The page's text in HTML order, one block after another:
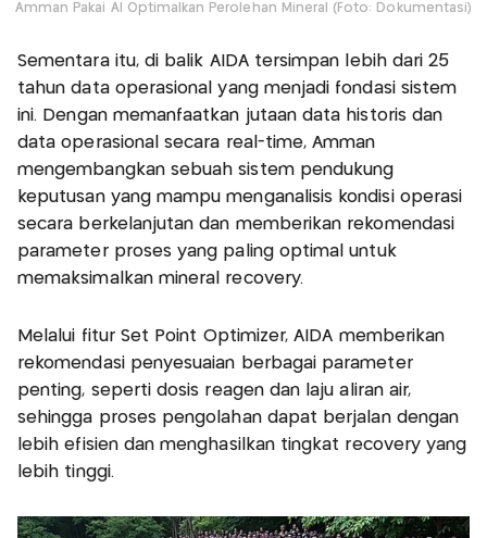
Amman Pakai AI Optimalkan Perolehan Mineral (Foto: Dokumentasi)
Sementara itu, di balik AIDA tersimpan lebih dari 25
tahun data operasional yang menjadi fondasi sistem
ini. Dengan memanfaatkan jutaan data historis dan
data operasional secara real-time, Amman
mengembangkan sebuah sistem pendukung
keputusan yang mampu menganalisis kondisi operasi
secara berkelanjutan dan memberikan rekomendasi
parameter proses yang paling optimal untuk
memaksimalkan mineral recovery.
Melalui fitur Set Point Optimizer, AIDA memberikan
rekomendasi penyesuaian berbagai parameter
penting, seperti dosis reagen dan laju aliran air,
sehingga proses pengolahan dapat berjalan dengan
lebih efisien dan menghasilkan tingkat recovery yang
lebih tinggi.